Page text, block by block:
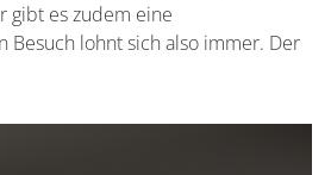
gibt es zudem eine
Besuch lohnt sich also immer. Der